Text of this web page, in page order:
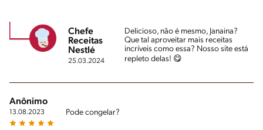
Chefe
Receitas
Nestlé
25.03.2024
Delicioso, não é mesmo, Janaina?
Que tal aproveitar mais receitas
incríveis como essa? Nosso site está
repleto delas! 😋
Anônimo
13.08.2023 Pode congelar?